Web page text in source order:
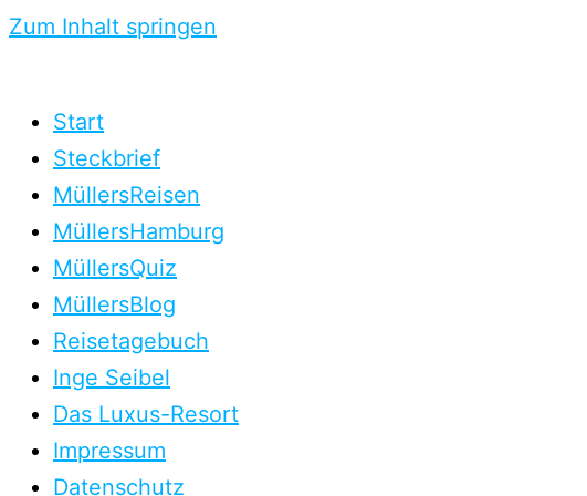
Zum Inhalt springen
Start
Steckbrief
MüllersReisen
MüllersHamburg
MüllersQuiz
MüllersBlog
Reisetagebuch
Inge Seibel
Das Luxus-Resort
Impressum
Datenschutz